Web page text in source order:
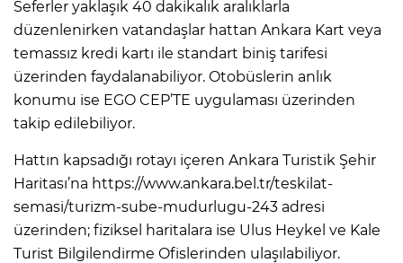
Seferler yaklaşık 40 dakikalık aralıklarla
düzenlenirken vatandaşlar hattan Ankara Kart veya
temassız kredi kartı ile standart biniş tarifesi
üzerinden faydalanabiliyor. Otobüslerin anlık
konumu ise EGO CEP’TE uygulaması üzerinden
takip edilebiliyor.
Hattın kapsadığı rotayı içeren Ankara Turistik Şehir
Haritası’na https://www.ankara.bel.tr/teskilat-
semasi/turizm-sube-mudurlugu-243 adresi
üzerinden; fiziksel haritalara ise Ulus Heykel ve Kale
Turist Bilgilendirme Ofislerinden ulaşılabiliyor.